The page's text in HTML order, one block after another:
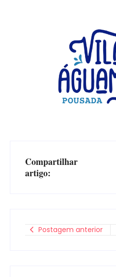
Compartilhar
artigo:
Postagem anterior